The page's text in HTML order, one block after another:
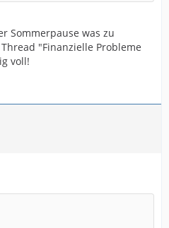
Sommerpause was zu
"Finanzielle Probleme
voll!